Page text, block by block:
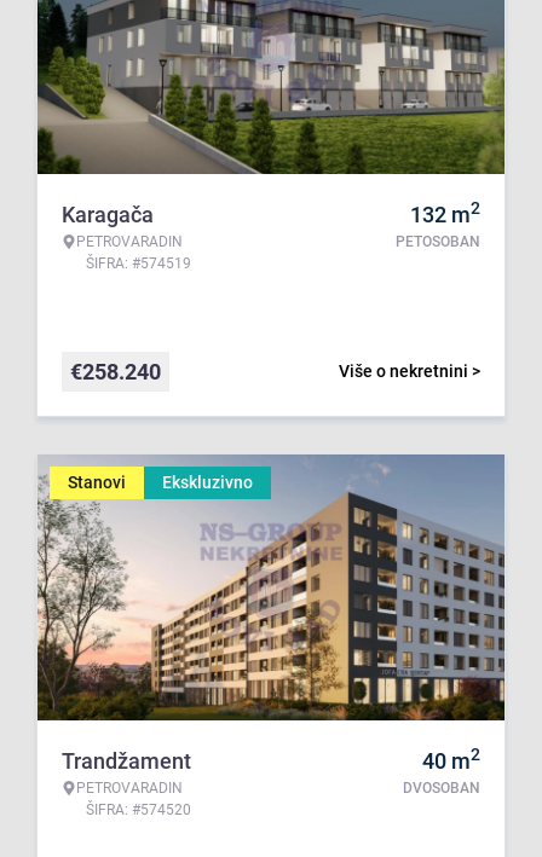
Karagača
PETROVARADIN
ŠIFRA: #574519
132 m2
PETOSOBAN
Više o nekretnini >
€258.240
Stanovi Ekskluzivno
Trandžament
PETROVARADIN
ŠIFRA: #574520
40 m2
DVOSOBAN